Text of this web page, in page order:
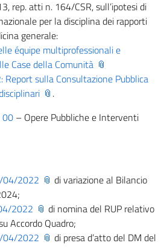
rep. atti n. 164/CSR, sull’ipotesi di
per la disciplina dei rapporti
generale:
équipe multiprofessionali e
Case della Comunità
Report sulla Consultazione Pubblica
.
00 – Opere Pubbliche e Interventi
04/2022
di variazione al Bilancio
2022
di nomina del RUP relativo
Accordo Quadro;
04/2022
di presa d’atto del DM del